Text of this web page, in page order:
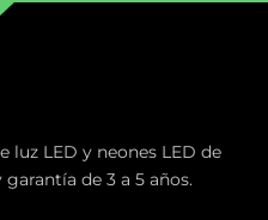
luz LED y neones LED de
de 3 a 5 años.